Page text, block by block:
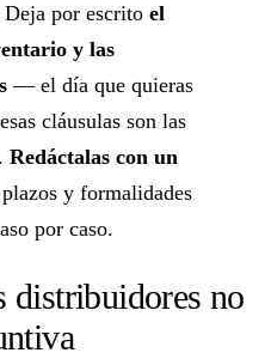
por escrito el
y las
— el día que quieras
cláusulas son las
Redáctalas con un
y formalidades
por caso.
distribuidores no